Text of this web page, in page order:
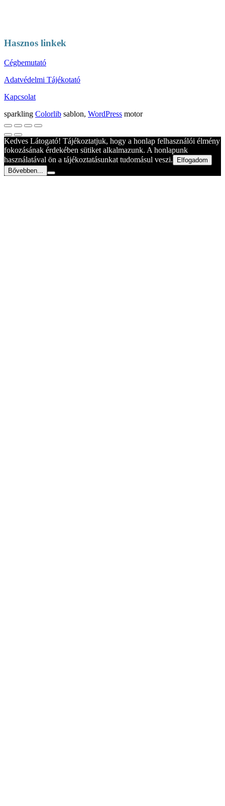
Hasznos linkek
Cégbemutató
Adatvédelmi Tájékotató
Kapcsolat
sparkling Colorlib sablon, WordPress motor
Kedves Látogató! Tájékoztatjuk, hogy a honlap felhasználói élmény
fokozásának érdekében sütiket alkalmazunk. A honlapunk
használatával ön a tájékoztatásunkat tudomásul veszi.
Elfogadom
Bővebben...